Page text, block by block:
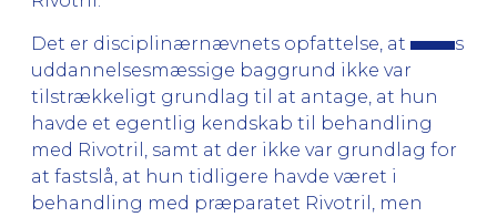
Det er disciplinærnævnets opfattelse, at
s
uddannelsesmæssige baggrund ikke var
tilstrækkeligt grundlag til at antage, at hun
havde et egentlig kendskab til behandling
med Rivotril, samt at der ikke var grundlag for
at fastslå, at hun tidligere havde været i
behandling med præparatet Rivotril, men